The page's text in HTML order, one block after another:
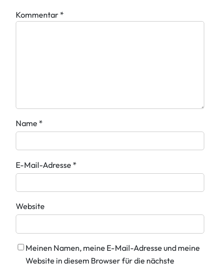
Kommentar *
Name *
E-Mail-Adresse *
Website
Meinen Namen, meine E-Mail-Adresse und meine
Website in diesem Browser für die nächste